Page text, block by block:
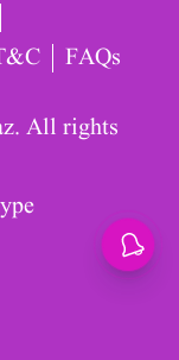
FAQs
All rights